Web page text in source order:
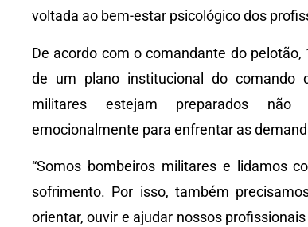
voltada ao bem-estar psicológico dos
De acordo com o comandante do
de um plano institucional do comando
militares estejam preparados não
emocionalmente para enfrentar as
“Somos bombeiros militares e lidamos
sofrimento. Por isso, também
orientar, ouvir e ajudar nossos